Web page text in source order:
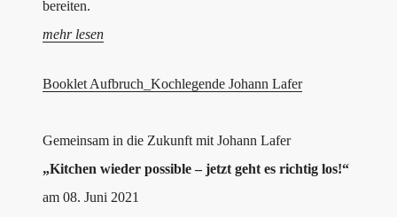
bereiten.
mehr lesen
Booklet Aufbruch_Kochlegende Johann Lafer
Gemeinsam in die Zukunft mit Johann Lafer
„Kitchen wieder possible – jetzt geht es richtig los!“
am 08. Juni 2021